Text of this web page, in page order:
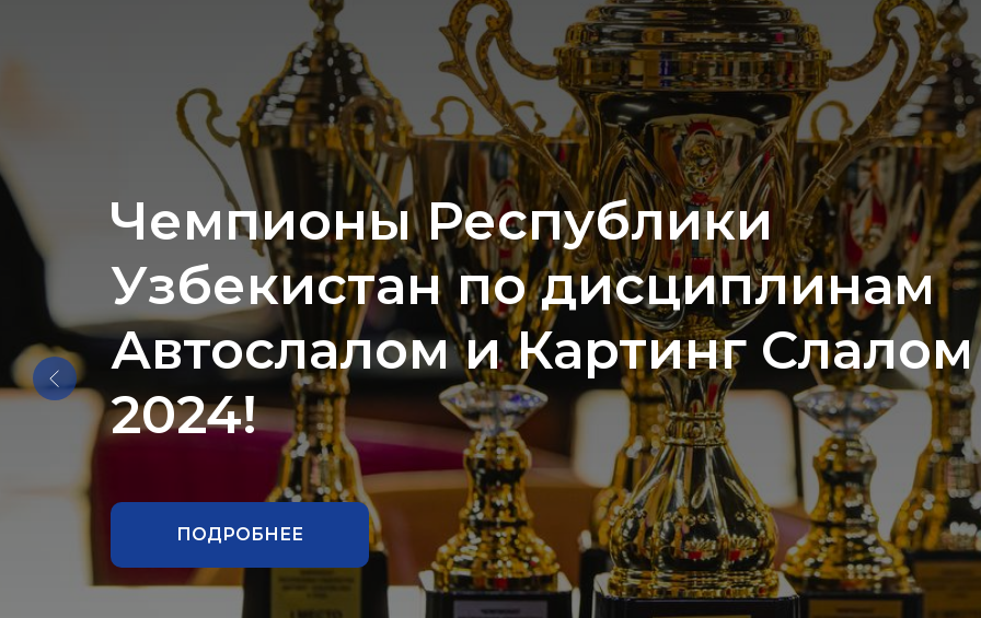
Вот и завершилась
Автоспорта FIA Motorsport
Games 2024 !
ПОДРОБНЕЕ